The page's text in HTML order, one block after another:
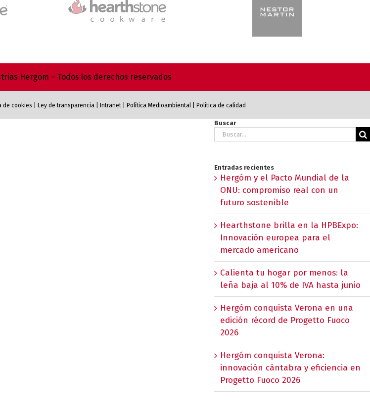
Hergom – Todos los derechos reservados
de cookies Ley de transparencia Intranet Política Medioambiental Política de calidad
Buscar
Buscar:
Entradas recientes
Hergóm y el Pacto Mundial de la
ONU: compromiso real con un
futuro sostenible
Hearthstone brilla en la HPBExpo:
Innovación europea para el
mercado americano
Calienta tu hogar por menos: la
leña baja al 10% de IVA hasta junio
Hergóm conquista Verona en una
edición récord de Progetto Fuoco
2026
Hergóm conquista Verona:
innovación cántabra y eficiencia en
Progetto Fuoco 2026